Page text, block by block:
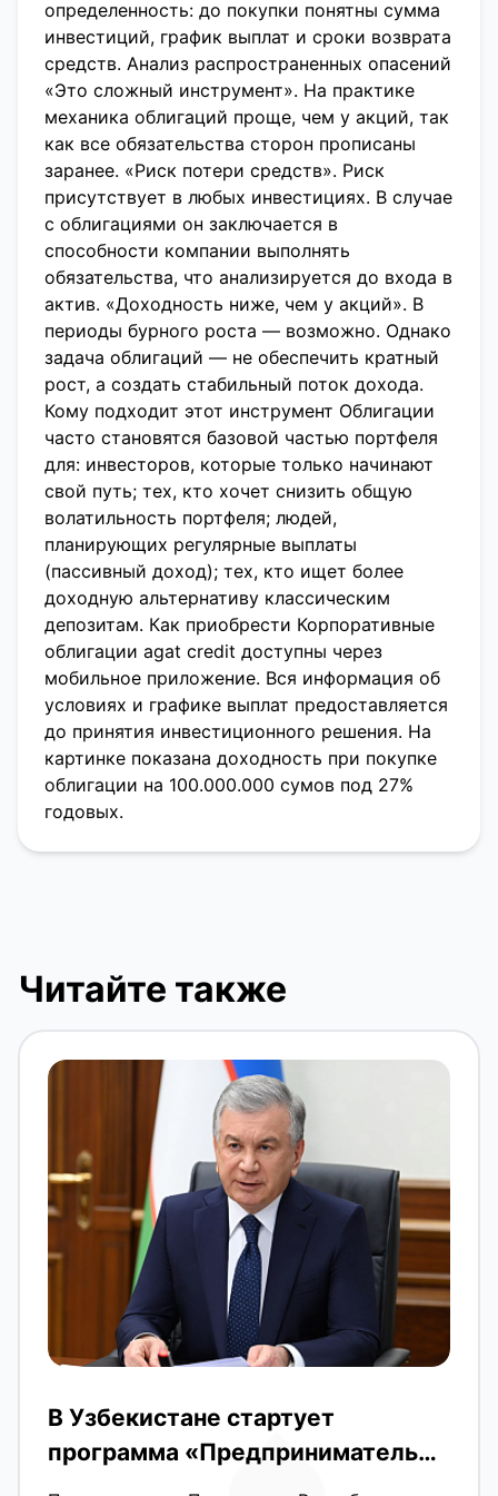
определенность: до покупки понятны сумма
инвестиций, график выплат и сроки возврата
средств. Анализ распространенных опасений
«Это сложный инструмент». На практике
механика облигаций проще, чем у акций, так
как все обязательства сторон прописаны
заранее. «Риск потери средств». Риск
присутствует в любых инвестициях. В случае
с облигациями он заключается в
способности компании выполнять
обязательства, что анализируется до входа в
актив. «Доходность ниже, чем у акций». В
периоды бурного роста — возможно. Однако
задача облигаций — не обеспечить кратный
рост, а создать стабильный поток дохода.
Кому подходит этот инструмент Облигации
часто становятся базовой частью портфеля
для: инвесторов, которые только начинают
свой путь; тех, кто хочет снизить общую
волатильность портфеля; людей,
планирующих регулярные выплаты
(пассивный доход); тех, кто ищет более
доходную альтернативу классическим
депозитам. Как приобрести Корпоративные
облигации agat credit доступны через
мобильное приложение. Вся информация об
условиях и графике выплат предоставляется
до принятия инвестиционного решения. На
картинке показана доходность при покупке
облигации на 100.000.000 сумов под 27%
годовых.
Читайте также
В Узбекистане стартует
программа «Предприниматель
будущего» по поручению